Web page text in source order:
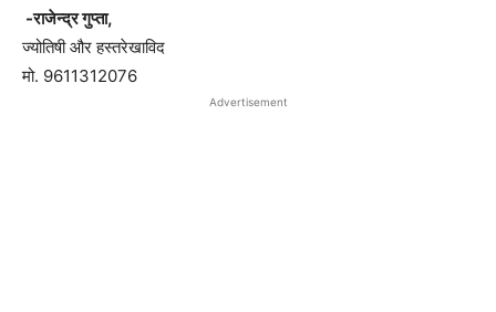
-राजेन्द्र गुप्ता,
ज्योतिषी और हस्तरेखाविद
मो. 9611312076
Advertisement